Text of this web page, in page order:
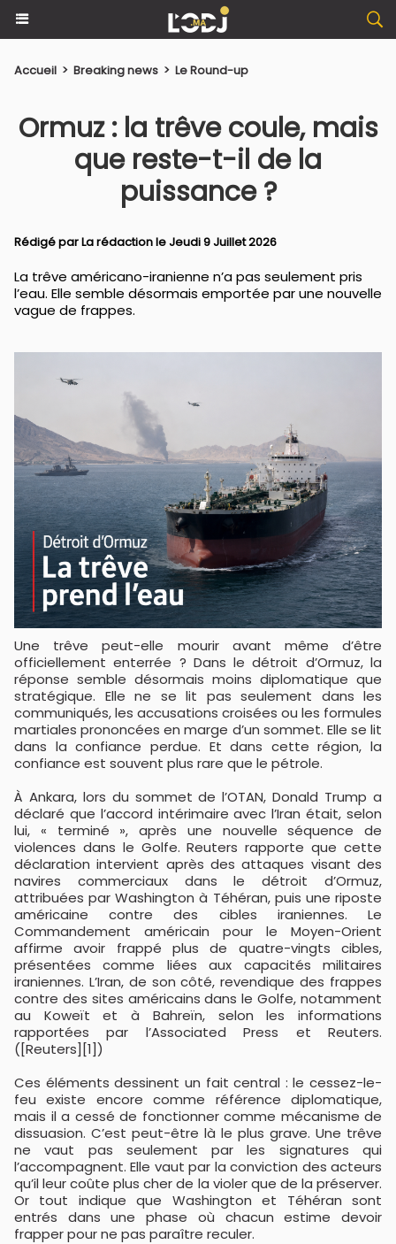
Accueil > Breaking news > Le Round-up
Ormuz : la trêve coule, mais
que reste-t-il de la
puissance ?
Rédigé par La rédaction le Jeudi 9 Juillet 2026
La trêve américano-iranienne n’a pas seulement pris
l’eau. Elle semble désormais emportée par une nouvelle
vague de frappes.
Une trêve peut-elle mourir avant même d’être
officiellement enterrée ? Dans le détroit d’Ormuz, la
réponse semble désormais moins diplomatique que
stratégique. Elle ne se lit pas seulement dans les
communiqués, les accusations croisées ou les formules
martiales prononcées en marge d’un sommet. Elle se lit
dans la confiance perdue. Et dans cette région, la
confiance est souvent plus rare que le pétrole.
À Ankara, lors du sommet de l’OTAN, Donald Trump a
déclaré que l’accord intérimaire avec l’Iran était, selon
lui, « terminé », après une nouvelle séquence de
violences dans le Golfe. Reuters rapporte que cette
déclaration intervient après des attaques visant des
navires commerciaux dans le détroit d’Ormuz,
attribuées par Washington à Téhéran, puis une riposte
américaine contre des cibles iraniennes. Le
Commandement américain pour le Moyen-Orient
affirme avoir frappé plus de quatre-vingts cibles,
présentées comme liées aux capacités militaires
iraniennes. L’Iran, de son côté, revendique des frappes
contre des sites américains dans le Golfe, notamment
au Koweït et à Bahreïn, selon les informations
rapportées par l’Associated Press et Reuters.
([Reuters][1])
Ces éléments dessinent un fait central : le cessez-le-
feu existe encore comme référence diplomatique,
mais il a cessé de fonctionner comme mécanisme de
dissuasion. C’est peut-être là le plus grave. Une trêve
ne vaut pas seulement par les signatures qui
l’accompagnent. Elle vaut par la conviction des acteurs
qu’il leur coûte plus cher de la violer que de la préserver.
Or tout indique que Washington et Téhéran sont
entrés dans une phase où chacun estime devoir
frapper pour ne pas paraître reculer.